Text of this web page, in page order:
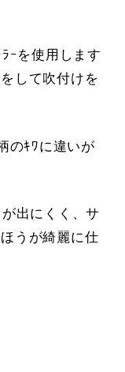
ｰを使用します
して吹付けを
のｷﾜに違いが
出にくく、サ
うが綺麗に仕